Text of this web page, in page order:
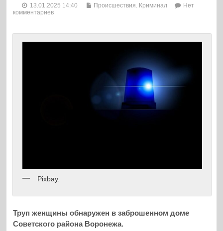
13.01.2025 14:40 Происшествия. Криминал
Нет
комментариев
Pixbay.
Труп женщины обнаружен в заброшенном доме
Советского района Воронежа.